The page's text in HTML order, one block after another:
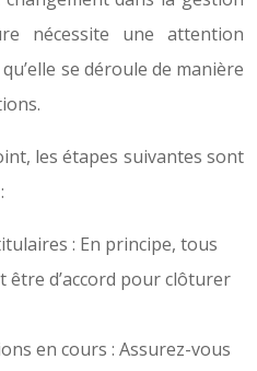
nécessite une attention
se déroule de manière
les étapes suivantes sont
: En principe, tous
être d’accord pour clôturer
en cours : Assurez-vous